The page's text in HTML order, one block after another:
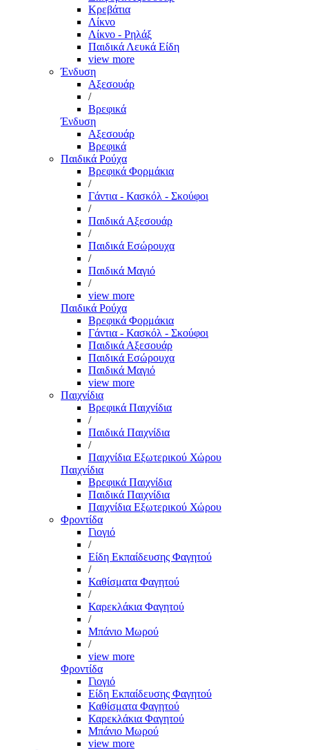
Κρεβάτια
Λίκνο
Λίκνο - Ρηλάξ
Παιδικά Λευκά Είδη
view more
Ένδυση
Αξεσουάρ
/
Βρεφικά
Ένδυση
Αξεσουάρ
Βρεφικά
Παιδικά Ρούχα
Βρεφικά Φορμάκια
/
Γάντια - Κασκόλ - Σκούφοι
/
Παιδικά Αξεσουάρ
/
Παιδικά Εσώρουχα
/
Παιδικά Μαγιό
/
view more
Παιδικά Ρούχα
Βρεφικά Φορμάκια
Γάντια - Κασκόλ - Σκούφοι
Παιδικά Αξεσουάρ
Παιδικά Εσώρουχα
Παιδικά Μαγιό
view more
Παιχνίδια
Βρεφικά Παιχνίδια
/
Παιδικά Παιχνίδια
/
Παιχνίδια Εξωτερικού Χώρου
Παιχνίδια
Βρεφικά Παιχνίδια
Παιδικά Παιχνίδια
Παιχνίδια Εξωτερικού Χώρου
Φροντίδα
Γιογιό
/
Είδη Εκπαίδευσης Φαγητού
/
Καθίσματα Φαγητού
/
Καρεκλάκια Φαγητού
/
Μπάνιο Μωρού
/
view more
Φροντίδα
Γιογιό
Είδη Εκπαίδευσης Φαγητού
Καθίσματα Φαγητού
Καρεκλάκια Φαγητού
Μπάνιο Μωρού
view more